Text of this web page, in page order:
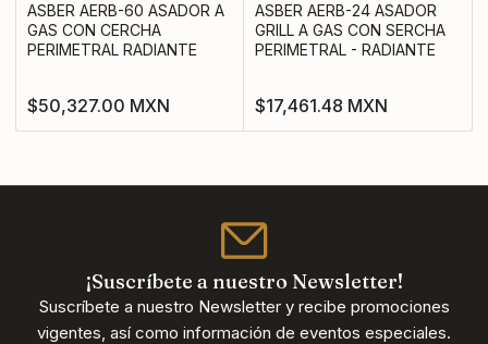
ASBER AERB-60 ASADOR A
GAS CON CERCHA
PERIMETRAL RADIANTE
Precio
regular
$50,327.00 MXN
ASBER AERB-24 ASADOR
GRILL A GAS CON SERCHA
PERIMETRAL - RADIANTE
Precio
regular
$17,461.48 MXN
¡Suscríbete a nuestro Newsletter!
Suscríbete a nuestro Newsletter y recibe promociones
vigentes, así como información de eventos especiales.